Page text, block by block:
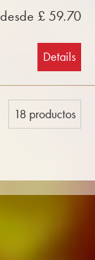
desde £ 59.70
Details
18 productos